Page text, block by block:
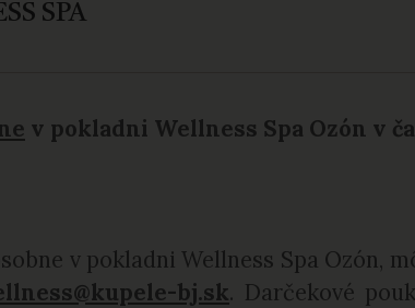
SPA
v pokladni Wellness Spa Ozón v
v pokladni Wellness Spa Ozón,
bj.sk. Darčekové